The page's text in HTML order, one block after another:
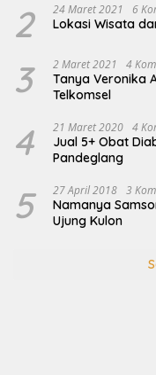
2 24 Maret 2021 6
Lokasi Wisata
3 2 Maret 2021 4
Tanya Veronika
Telkomsel
4 21 Maret 2020 4
Jual 5+ Obat
Pandeglang
5 27 April 2018 3
Namanya
Ujung Kulon